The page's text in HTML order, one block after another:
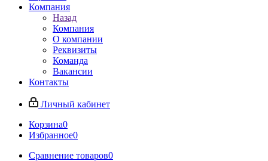
Компания
Назад
Компания
О компании
Реквизиты
Команда
Вакансии
Контакты
Личный кабинет
Корзина0
Избранное0
Сравнение товаров0